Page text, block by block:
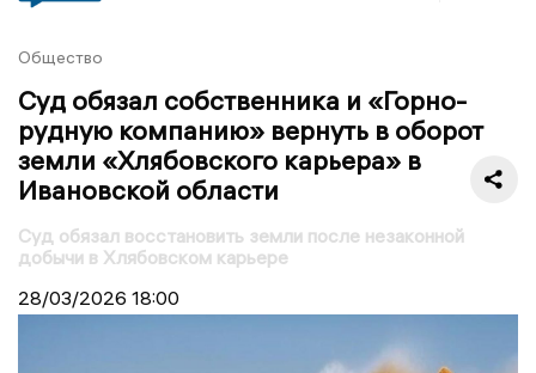
Общество
Суд обязал собственника и «Горно-
рудную компанию» вернуть в оборот
земли «Хлябовского карьера» в
Ивановской области
Суд обязал восстановить земли после незаконной
добычи в Хлябовском карьере
28/03/2026 18:00